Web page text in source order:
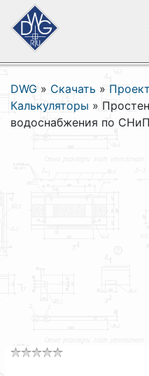
DWG » Скачать »
Калькуляторы »
водоснабжения по